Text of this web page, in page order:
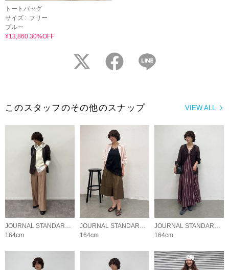
トートバッグ
サイズ : フリー
ブルー
¥13,860 30%OFF
twitter facebook
VIEW ALL
このスタッフのその他のスナップ
JOURNAL STANDARD LADYS
164cm
JOURNAL STANDARD LADYS
164cm
JOURNAL STANDARD LADYS
164cm